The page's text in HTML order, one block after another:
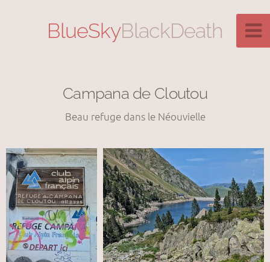
BlueSkyBlackDeath
Campana de Cloutou
Beau refuge dans le Néouvielle